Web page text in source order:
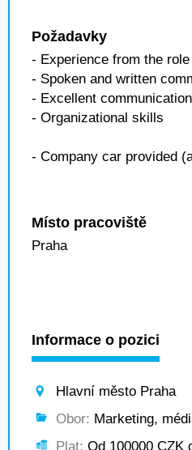
Požadavky
- Experience from the
- Spoken and written
- Excellent
- Organizational skills
- Company car provided
Místo pracoviště
Praha
Informace o pozici
Hlavní město Praha
Obor: Marketing,
Plat: Od 100000 CZK